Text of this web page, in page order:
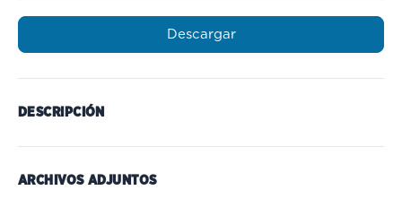
Descargar
DESCRIPCIÓN
ARCHIVOS ADJUNTOS